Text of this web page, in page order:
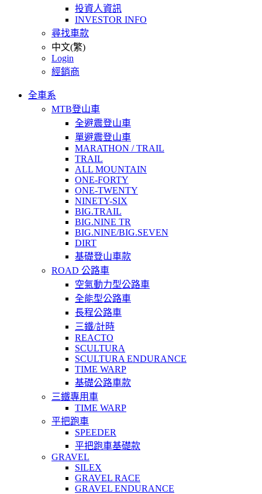
投資人資訊
INVESTOR INFO
尋找車款
中文(繁)
Login
經銷商
全車系
MTB登山車
全避震登山車
單避震登山車
MARATHON / TRAIL
TRAIL
ALL MOUNTAIN
ONE-FORTY
ONE-TWENTY
NINETY-SIX
BIG.TRAIL
BIG.NINE TR
BIG.NINE/BIG.SEVEN
DIRT
基礎登山車款
ROAD 公路車
空氣動力型公路車
全能型公路車
長程公路車
三鐵/計時
REACTO
SCULTURA
SCULTURA ENDURANCE
TIME WARP
基礎公路車款
三鐵專用車
TIME WARP
平把跑車
SPEEDER
平把跑車基礎款
GRAVEL
SILEX
GRAVEL RACE
GRAVEL ENDURANCE